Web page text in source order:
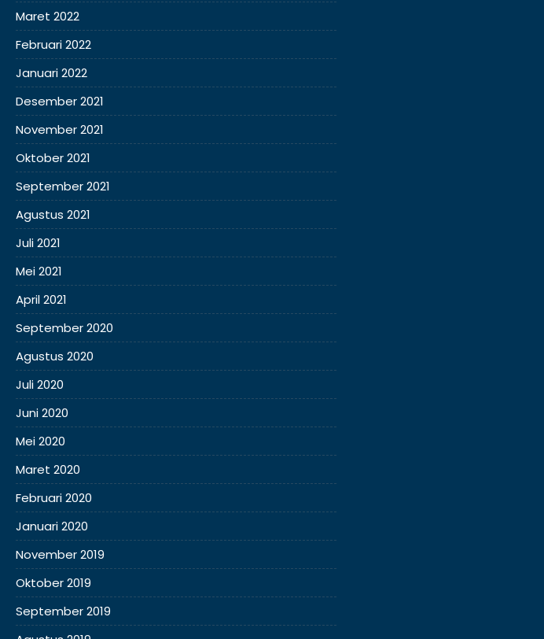
Maret 2022
Februari 2022
Januari 2022
Desember 2021
November 2021
Oktober 2021
September 2021
Agustus 2021
Juli 2021
Mei 2021
April 2021
September 2020
Agustus 2020
Juli 2020
Juni 2020
Mei 2020
Maret 2020
Februari 2020
Januari 2020
November 2019
Oktober 2019
September 2019